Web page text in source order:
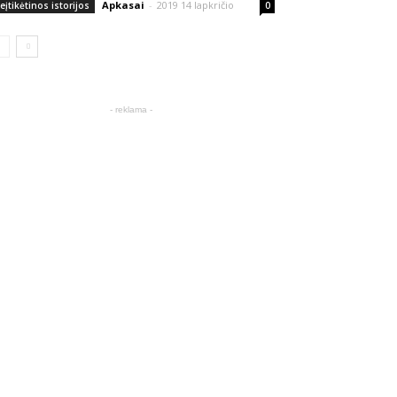
istorijos Apkasai - 2019 14 lapkričio 0
- reklama -